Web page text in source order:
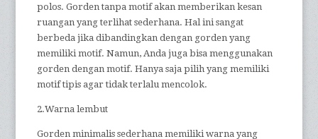
polos. Gorden tanpa motif akan memberikan kesan
ruangan yang terlihat sederhana. Hal ini sangat
berbeda jika dibandingkan dengan gorden yang
memiliki motif. Namun, Anda juga bisa menggunakan
gorden dengan motif. Hanya saja pilih yang memiliki
motif tipis agar tidak terlalu mencolok.
2.Warna lembut
Gorden minimalis sederhana memiliki warna yang